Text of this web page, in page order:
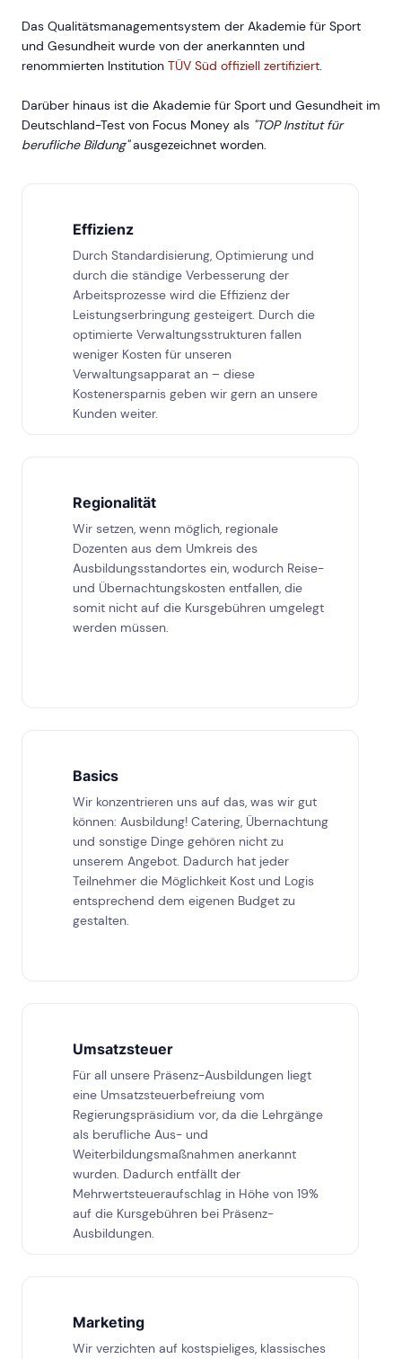
Das Qualitätsmanagementsystem der Akademie für Sport
und Gesundheit wurde von der anerkannten und
renommierten Institution TÜV Süd offiziell zertifiziert.
Darüber hinaus ist die Akademie für Sport und Gesundheit im
Deutschland-Test von Focus Money als "TOP Institut für
berufliche Bildung"ausgezeichnet worden.
Effizienz
Durch Standardisierung, Optimierung und
durch die ständige Verbesserung der
Arbeitsprozesse wird die Effizienz der
Leistungserbringung gesteigert. Durch die
optimierte Verwaltungsstrukturen fallen
weniger Kosten für unseren
Verwaltungsapparat an – diese
Kostenersparnis geben wir gern an unsere
Kunden weiter.
Regionalität
Wir setzen, wenn möglich, regionale
Dozenten aus dem Umkreis des
Ausbildungsstandortes ein, wodurch Reise-
und Übernachtungskosten entfallen, die
somit nicht auf die Kursgebühren umgelegt
werden müssen.
Basics
Wir konzentrieren uns auf das, was wir gut
können: Ausbildung! Catering, Übernachtung
und sonstige Dinge gehören nicht zu
unserem Angebot. Dadurch hat jeder
Teilnehmer die Möglichkeit Kost und Logis
entsprechend dem eigenen Budget zu
gestalten.
Umsatzsteuer
Für all unsere Präsenz-Ausbildungen liegt
eine Umsatzsteuerbefreiung vom
Regierungspräsidium vor, da die Lehrgänge
als berufliche Aus- und
Weiterbildungsmaßnahmen anerkannt
wurden. Dadurch entfällt der
Mehrwertsteueraufschlag in Höhe von 19%
auf die Kursgebühren bei Präsenz-
Ausbildungen.
Marketing
Wir verzichten auf kostspieliges, klassisches